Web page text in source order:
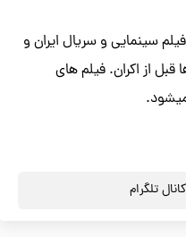
فیلم سینمایی و سریال ایران و
قبل از اکران. فیلم های
تلگرام